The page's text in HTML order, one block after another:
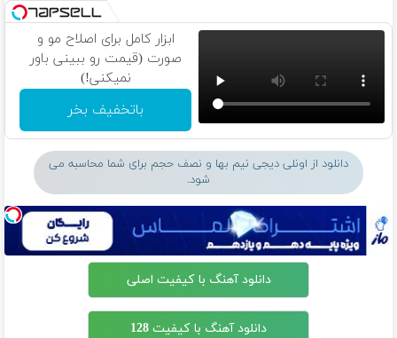
ابزار کامل برای اصلاح مو و
صورت (قیمت رو ببینی باور
نمیکنی!)
باتخفیف بخر
دانلود از اونلی دیجی نیم بها و نصف حجم برای شما محاسبه می
شود.
دانلود آهنگ با کیفیت اصلی
دانلود آهنگ با کیفیت 128